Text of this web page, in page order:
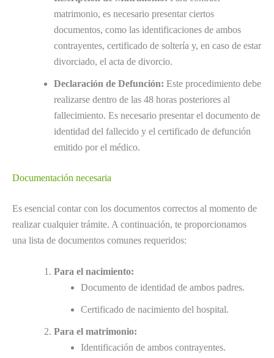
matrimonio, es necesario presentar ciertos
documentos, como las identificaciones de ambos
contrayentes, certificado de soltería y, en caso de estar
divorciado, el acta de divorcio.
Declaración de Defunción: Este procedimiento debe
realizarse dentro de las 48 horas posteriores al
fallecimiento. Es necesario presentar el documento de
identidad del fallecido y el certificado de defunción
emitido por el médico.
Documentación necesaria
Es esencial contar con los documentos correctos al momento de
realizar cualquier trámite. A continuación, te proporcionamos
una lista de documentos comunes requeridos:
Para el nacimiento:
Documento de identidad de ambos padres.
Certificado de nacimiento del hospital.
Para el matrimonio:
Identificación de ambos contrayentes.